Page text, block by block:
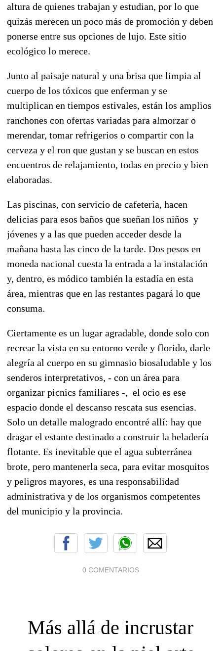
altura de quienes trabajan y estudian, por lo que
quizás merecen un poco más de promoción y deben
ponerse entre sus opciones de lujo. Este sitio
ecológico lo merece.
Junto al paisaje natural y una brisa que limpia al
cuerpo de los tóxicos que enferman y se
multiplican en tiempos estivales, están los amplios
ranchones con ofertas variadas para almorzar o
merendar, tomar refrigerios o compartir con la
cerveza y el ron que gustan y se buscan en estos
encuentros de relajamiento, todas en precio y bien
elaboradas.
Las piscinas, con servicio de cafetería, hacen
delicias para esos baños que sueñan los niños y
jóvenes y a las que pueden acceder desde la
mañana hasta las cinco de la tarde. Dos pesos en
moneda nacional cuesta la entrada a la instalación
y, dentro, es módico también la estadía en esta
área, mientras que en las restantes pagará lo que
consuma.
Ciertamente es un lugar agradable, donde solo con
recrear la vista en su entorno verde y florido, darle
alegría al cuerpo en su gimnasio biosaludable y los
senderos interpretativos, - con un área para
organizar picnics familiares -, el ocio es ese
espacio donde el descanso rescata sus esencias.
Solo un detalle malogrado encontré allí: hay que
dragar el estante destinado a construir la heladería
flotante. Es inevitable que el agua subterránea
brote, pero mantenerla seca, para evitar mosquitos
y peligros mayores, es una responsabilidad
administrativa y de los organismos competentes
del municipio y la provincia.
0 COMENTARIOS
Más allá de incrustar